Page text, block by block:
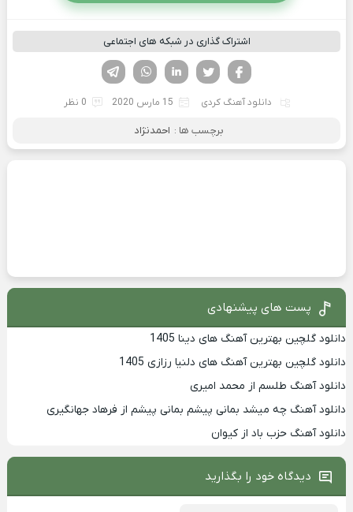
اشتراک گذاری در شبکه های اجتماعی
لینکدین تویتر
فیسوک
دانلود آهنگ کردی 15 مارس 2020 0 نظر
برچسب ها : احمدنژاد
پست های پیشنهادی
دانلود گلچین بهترین آهنگ های دینا 1405
دانلود گلچین بهترین آهنگ های دلنیا رزازی 1405
دانلود آهنگ طلسم از محمد امیری
دانلود آهنگ چه میشد بمانی پیشم بمانی پیشم از فرهاد جهانگیری
دانلود آهنگ حزب باد از کیوان
دیدگاه خود را بگذارید